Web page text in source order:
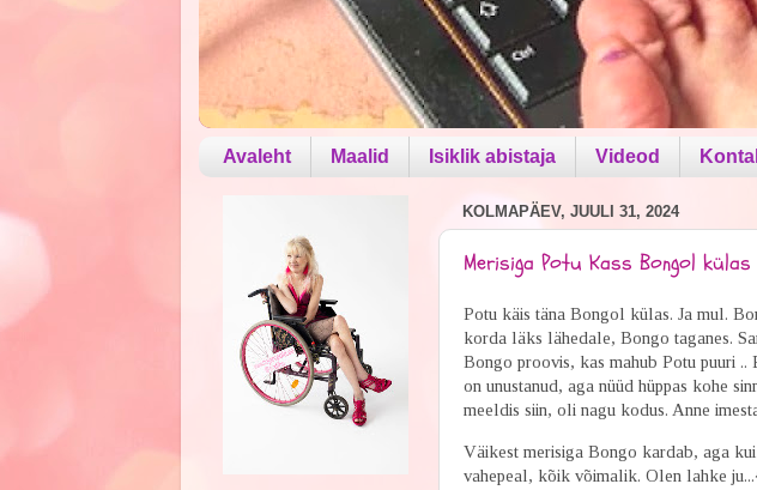
Avaleht Maalid Isiklik abistaja Videod
KOLMAPÄEV, JUULI 31, 2024
Merisiga Potu Kass Bongol külas
Potu käis täna Bongol külas. Ja mul.
korda läks lähedale, Bongo taganes.
Bongo proovis, kas mahub Potu puuri ..
on unustanud, aga nüüd hüppas kohe
meeldis siin, oli nagu kodus. Anne
Väikest merisiga Bongo kardab, aga
vahepeal, kõik võimalik. Olen lahke